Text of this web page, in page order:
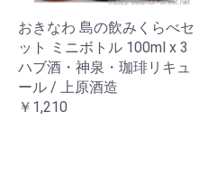
おきなわ 島の飲みくらべセ
ット ミニボトル 100ml x 3
ハブ酒・神泉・珈琲リキュ
ール / 上原酒造
￥1,210